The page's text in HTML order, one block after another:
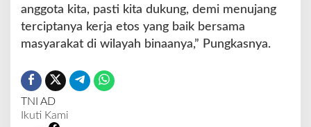
anggota kita, pasti kita dukung, demi menujang
terciptanya kerja etos yang baik bersama
masyarakat di wilayah binaanya,” Pungkasnya.
TNI AD
Ikuti Kami